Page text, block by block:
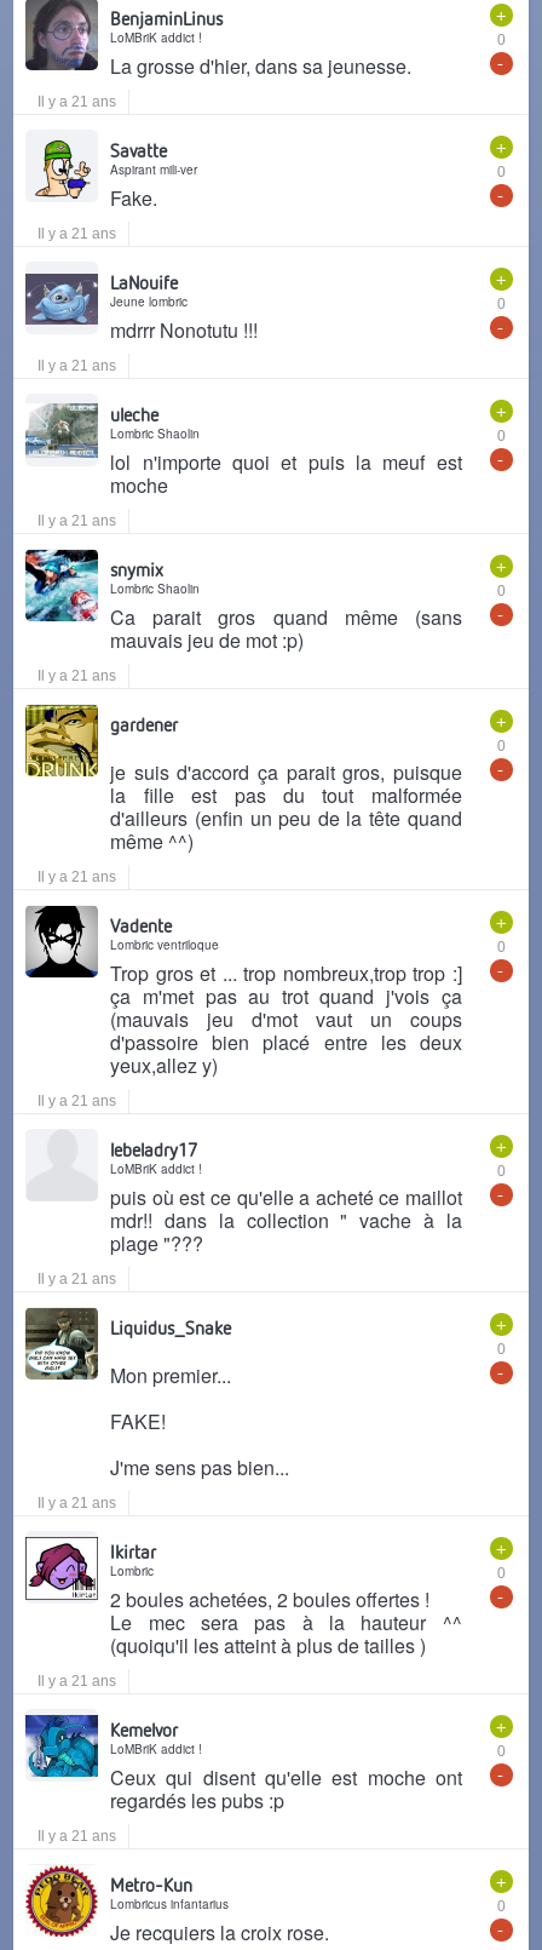
+
0
-
BenjaminLinus
LoMBriK addict !
La grosse d'hier, dans sa jeunesse.
Il y a 21 ans
+
0
-
Savatte
Aspirant mili-ver
Fake.
Il y a 21 ans
+
0
-
LaNouife
Jeune lombric
mdrrr Nonotutu !!!
Il y a 21 ans
+
0
-
uleche
Lombric Shaolin
lol n'importe quoi et puis la meuf est
moche
Il y a 21 ans
+
0
-
snymix
Lombric Shaolin
Ca parait gros quand même (sans
mauvais jeu de mot :p)
Il y a 21 ans
+
0
-
gardener
je suis d'accord ça parait gros, puisque
la fille est pas du tout malformée
d'ailleurs (enfin un peu de la tête quand
même ^^)
Il y a 21 ans
+
0
-
Vadente
Lombric ventriloque
Trop gros et ... trop nombreux,trop trop :]
ça m'met pas au trot quand j'vois ça
(mauvais jeu d'mot vaut un coups
d'passoire bien placé entre les deux
yeux,allez y)
Il y a 21 ans
+
0
-
lebeladry17
LoMBriK addict !
puis où est ce qu'elle a acheté ce maillot
mdr!! dans la collection " vache à la
plage "???
Il y a 21 ans
+
0
-
Liquidus_Snake
Mon premier...
FAKE!
J'me sens pas bien...
Il y a 21 ans
+
0
-
Ikirtar
Lombric
2 boules achetées, 2 boules offertes !
Le mec sera pas à la hauteur ^^
(quoiqu'il les atteint à plus de tailles )
Il y a 21 ans
+
0
-
Kemelvor
LoMBriK addict !
Ceux qui disent qu'elle est moche ont
regardés les pubs :p
Il y a 21 ans
+
0
-
Metro-Kun
Lombricus infantarius
Je recquiers la croix rose.